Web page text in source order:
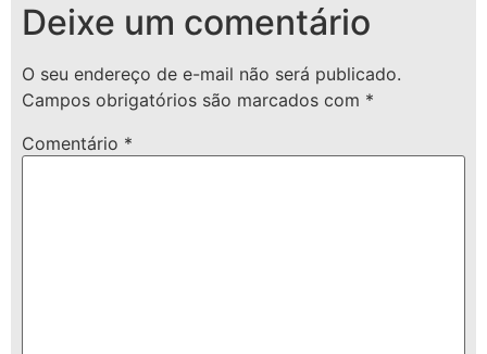
Deixe um comentário
O seu endereço de e-mail não será publicado.
Campos obrigatórios são marcados com *
Comentário *